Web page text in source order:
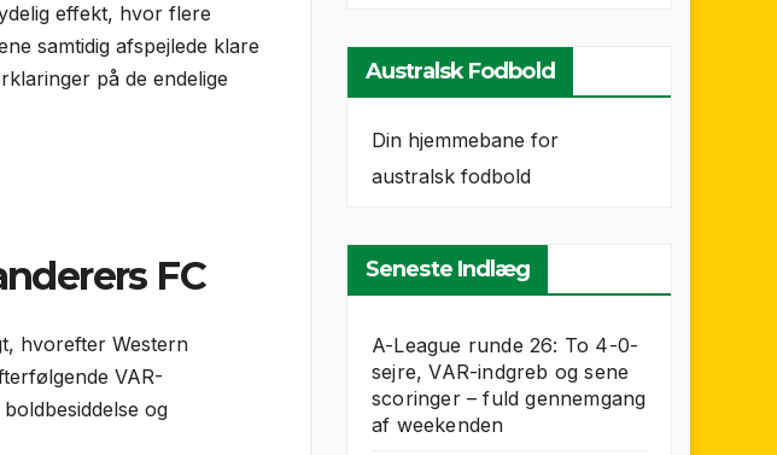
effekt, hvor flere
samtidig afspejlede klare
på de endelige
FC
hvorefter Western
VAR-
og
Australsk Fodbold
Din hjemmebane for
australsk fodbold
Seneste Indlæg
A-League runde 26: To 4-0-
sejre, VAR-indgreb og sene
scoringer – fuld gennemgang
af weekenden